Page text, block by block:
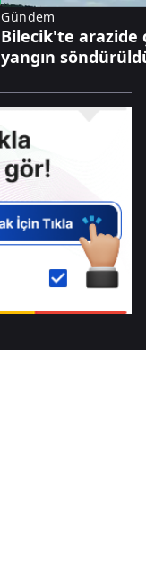
Gündem
Bilecik'te arazide
yangın